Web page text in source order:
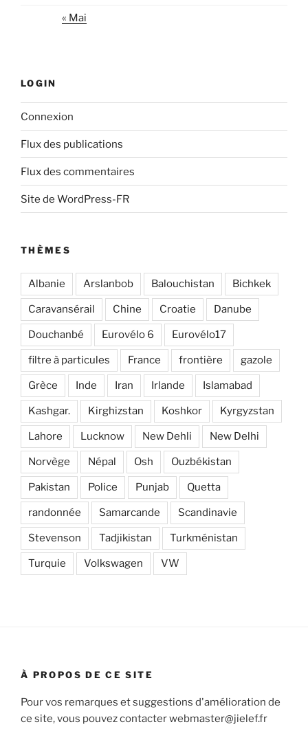
« Mai
LOGIN
Connexion
Flux des publications
Flux des commentaires
Site de WordPress-FR
THÈMES
Albanie Arslanbob Balouchistan Bichkek
Caravansérail Chine Croatie Danube
Douchanbé Eurovélo 6 Eurovélo17
filtre à particules France frontière gazole
Grèce Inde Iran Irlande Islamabad
Kashgar. Kirghizstan Koshkor Kyrgyzstan
Lahore Lucknow New Dehli New Delhi
Norvège Népal Osh Ouzbékistan
Pakistan Police Punjab Quetta
randonnée Samarcande Scandinavie
Stevenson Tadjikistan Turkménistan
Turquie Volkswagen VW
À PROPOS DE CE SITE
Pour vos remarques et suggestions d'amélioration de
ce site, vous pouvez contacter webmaster@jielef.fr